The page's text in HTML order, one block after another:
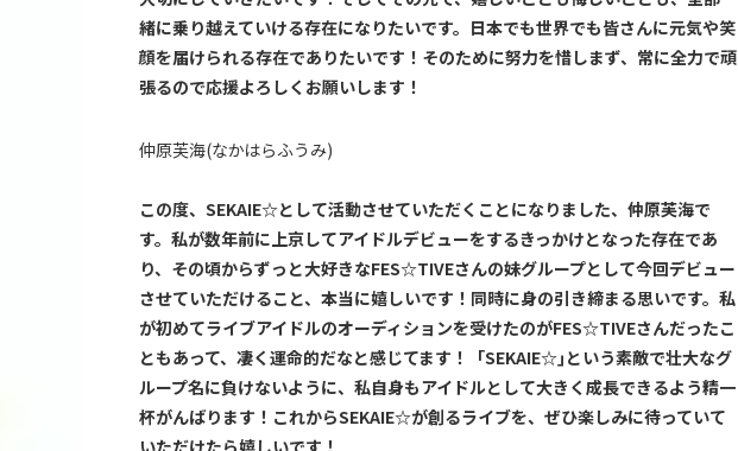
緒に乗り越えていける存在になりたいです。日本でも世界でも皆さんに元気や笑
顔を届けられる存在でありたいです！そのために努力を惜しまず、常に全力で頑
張るので応援よろしくお願いします！
仲原芙海(なかはらふうみ)
この度、 SEKAIE☆として活動させていただくことになりました、仲原芙海で
す。私が数年前に上京してアイドルデビューをするきっかけとなった存在であ
り、その頃からずっと大好きなFES☆TIVEさんの妹グループとして今回デビュー
させていただけること、本当に嬉しいです！ 同時に身の引き締まる思いです。 私
が初めてライブアイドルのオーディションを受けたのがFES☆TIVEさんだったこ
ともあって、凄く運命的だなと感じてます！
「SEKAIE☆｣という素敵で壮大なグ
ループ名に負けないように、私自身もアイドルとして大きく成長できるよう精一
杯がんばります！これからSEKAIE☆が創るライブを、ぜひ楽しみに待っていて
いただけたら嬉しいです！